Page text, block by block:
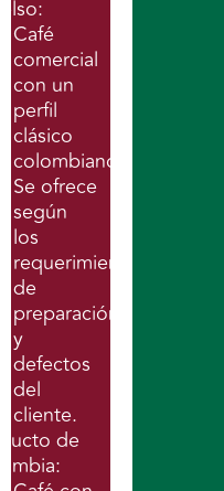
Café
comercial
con un
perfil
clásico
colombiano.
Se ofrece
según
los
requerimientos
de
preparación
y
defectos
del
cliente.
de